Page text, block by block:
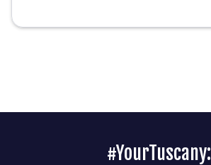
#YourTuscany: